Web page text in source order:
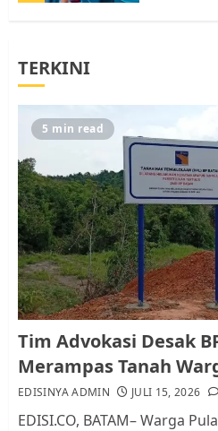
5
1
Pemko
RW
dan
Kader
TERKINI
5 min read
Tim Advokasi Desak
Merampas Tanah
EDISINYA ADMIN JULI 15, 2026
EDISI.CO, BATAM– Warga